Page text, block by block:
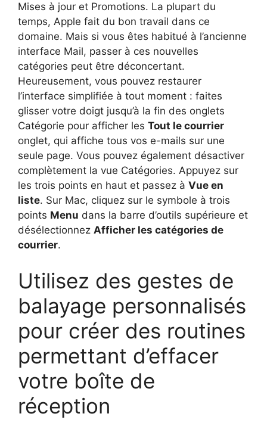
Mises à jour et Promotions. La plupart du
temps, Apple fait du bon travail dans ce
domaine. Mais si vous êtes habitué à l’ancienne
interface Mail, passer à ces nouvelles
catégories peut être déconcertant.
Heureusement, vous pouvez restaurer
l’interface simplifiée à tout moment : faites
glisser votre doigt jusqu’à la fin des onglets
Catégorie pour afficher les Tout le courrier
onglet, qui affiche tous vos e-mails sur une
seule page. Vous pouvez également désactiver
complètement la vue Catégories. Appuyez sur
les trois points en haut et passez à Vue en
liste. Sur Mac, cliquez sur le symbole à trois
points Menu dans la barre d’outils supérieure et
désélectionnez Afficher les catégories de
courrier.
Utilisez des gestes de
balayage personnalisés
pour créer des routines
permettant d’effacer
votre boîte de
réception